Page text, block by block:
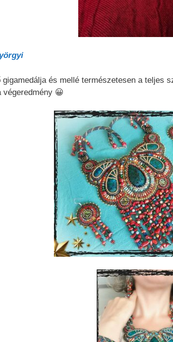
és mellé természetesen a teljes
😀